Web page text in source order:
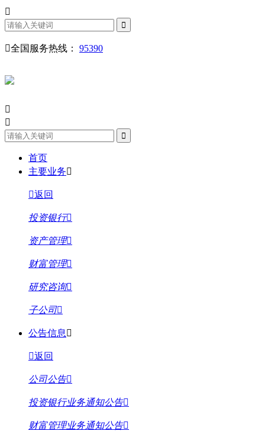
全国服务热线： 95390
首页
主要业务
返回
投资银行
资产管理
财富管理
研究咨询
子公司
公告信息
返回
公司公告
投资银行业务通知公告
财富管理业务通知公告